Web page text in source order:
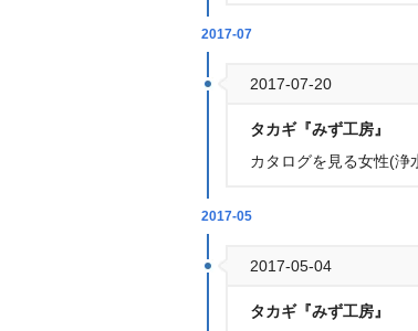
2017-07
2017-07-20
タカギ『みず工房』
カタログを見る女性(浄
2017-05
2017-05-04
タカギ『みず工房』